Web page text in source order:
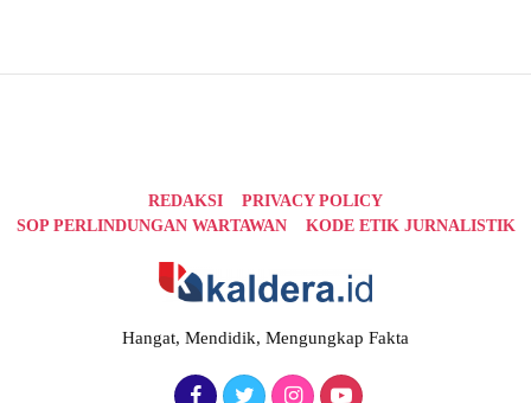
REDAKSI
PRIVACY POLICY
SOP PERLINDUNGAN WARTAWAN
KODE ETIK JURNALISTIK
Hangat, Mendidik, Mengungkap Fakta